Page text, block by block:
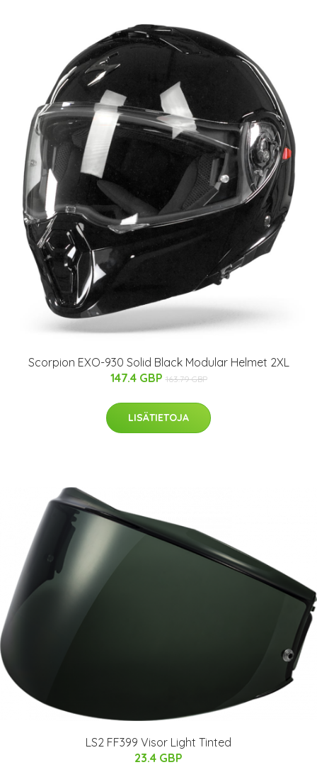
Scorpion EXO-930 Solid Black Modular Helmet 2XL
147.4 GBP 163.79 GBP
LISÄTIETOJA
LS2 FF399 Visor Light Tinted
23.4 GBP